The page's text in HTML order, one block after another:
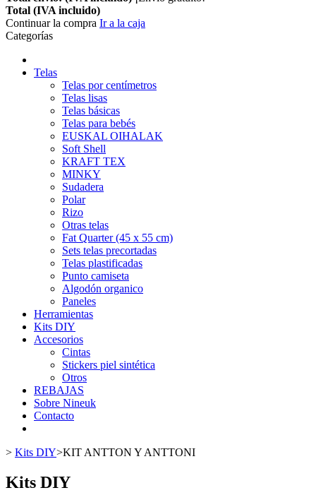
Total (IVA incluido)
Continuar la compra Ir a la caja
Categorías
Telas
Telas por centímetros
Telas lisas
Telas básicas
Telas para bebés
EUSKAL OIHALAK
Soft Shell
KRAFT TEX
MINKY
Sudadera
Polar
Rizo
Otras telas
Fat Quarter (45 x 55 cm)
Sets telas precortadas
Telas plastificadas
Punto camiseta
Algodón organico
Paneles
Herramientas
Kits DIY
Accesorios
Cintas
Stickers piel sintética
Otros
REBAJAS
Sobre Nineuk
Contacto
> Kits DIY>KIT ANTTON Y ANTTONI
Kits DIY